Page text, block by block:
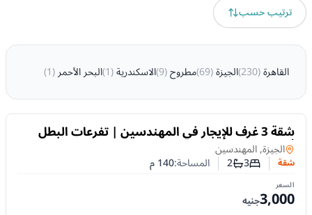
ترتيب حسب
القاهرة(
230
)الجيزة(
69
)مطروح(
9
)الاسكندرية(
1
)البحر الأحمر(
1
)
للايجار شقة 3 غرف للإيجار في المهندسين | تفرعات البطل
أحمد عبد العزيز
شقةفي
الجيزة, المهندسين
شقة عدد غرف النوم
3عدد الحمامات
2 المساحة:140م
السعر
3,000جنيه